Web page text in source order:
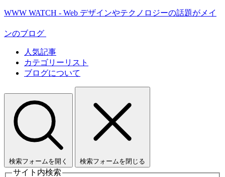
WWW WATCH - Web デザインやテクノロジーの話題がメイ
ンのブログ
人気記事
カテゴリーリスト
ブログについて
検索フォームを開く 検索フォームを閉じる
サイト内検索